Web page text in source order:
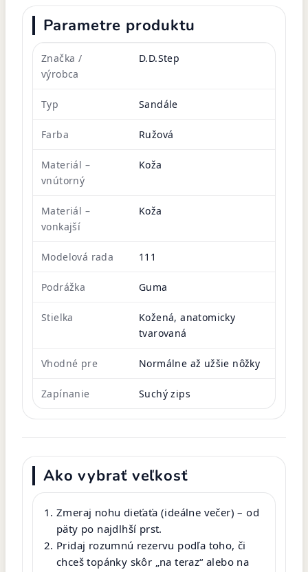
Parametre produktu
Značka /
výrobca
D.D.Step
Typ Sandále
Farba Ružová
Materiál –
vnútorný
Koža
Materiál –
vonkajší
Koža
Modelová rada 111
Podrážka Guma
Stielka
Kožená, anatomicky
tvarovaná
Vhodné pre Normálne až užšie nôžky
Zapínanie Suchý zips
Ako vybrať veľkosť
Zmeraj nohu dieťaťa (ideálne večer) – od
päty po najdlhší prst.
Pridaj rozumnú rezervu podľa toho, či
chceš topánky skôr „na teraz“ alebo na